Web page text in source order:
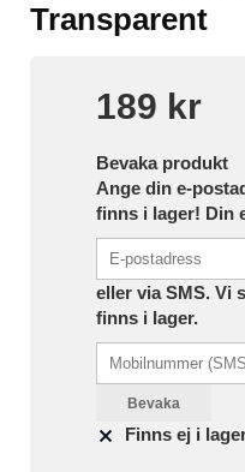
Transparent
189 kr
Bevaka produkt
Ange din e-
finns i lager! Din
eller via SMS. Vi
finns i lager.
Bevaka
Finns ej i